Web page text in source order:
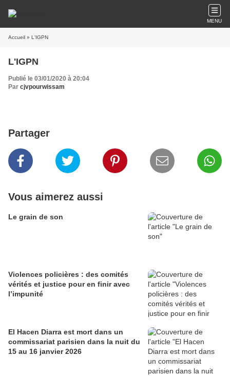
MENU
Accueil » L'IGPN
L'IGPN
Publié le 03/01/2020 à 20:04
Par cjvpourwissam
Partager
Vous aimerez aussi
Le grain de son
Violences policières : des comités
vérités et justice pour en finir avec
l’impunité
El Hacen Diarra est mort dans un
commissariat parisien dans la nuit du
15 au 16 janvier 2026